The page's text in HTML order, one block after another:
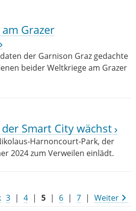
Grazer
der Garnison Graz gedachte
beider Weltkriege am Grazer
Smart City wächst
Harnoncourt-Park, der
2024 zum Verweilen einlädt.
3 | 4 | 5 | 6 | 7 | Weiter